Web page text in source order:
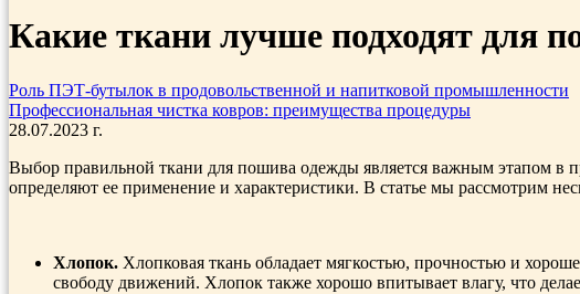
Какие ткани лучше подходят для
Роль ПЭТ-бутылок в продовольственной и напитковой промышленности
Профессиональная чистка ковров: преимущества процедуры
28.07.2023 г.
Выбор правильной ткани для пошива одежды является важным этапом в
определяют ее применение и характеристики. В статье мы рассмотрим
Хлопок. Хлопковая ткань обладает мягкостью, прочностью и
свободу движений. Хлопок также хорошо впитывает влагу, что